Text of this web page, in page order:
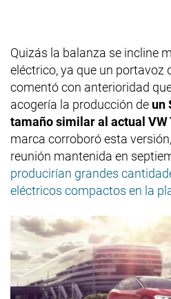
Quizás la balanza se incline
eléctrico, ya que un portavoz
comentó con anterioridad
acogería la producción de un
tamaño similar al actual VW
marca corroboró esta
reunión mantenida en
producirían grandes
eléctricos compactos en la